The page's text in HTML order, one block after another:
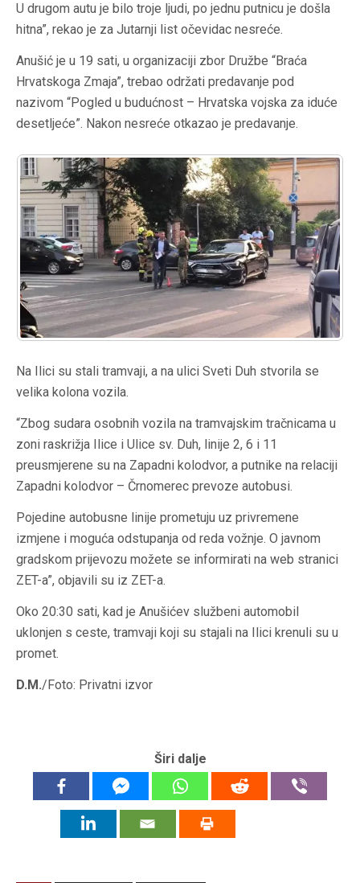
U drugom autu je bilo troje ljudi, po jednu putnicu je došla
hitna”, rekao je za Jutarnji list očevidac nesreće.
Anušić je u 19 sati, u organizaciji zbor Družbe “Braća
Hrvatskoga Zmaja”, trebao održati predavanje pod
nazivom “Pogled u budućnost – Hrvatska vojska za iduće
desetljeće”. Nakon nesreće otkazao je predavanje.
Na Ilici su stali tramvaji, a na ulici Sveti Duh stvorila se
velika kolona vozila.
“Zbog sudara osobnih vozila na tramvajskim tračnicama u
zoni raskrižja Ilice i Ulice sv. Duh, linije 2, 6 i 11
preusmjerene su na Zapadni kolodvor, a putnike na relaciji
Zapadni kolodvor – Črnomerec prevoze autobusi.
Pojedine autobusne linije prometuju uz privremene
izmjene i moguća odstupanja od reda vožnje. O javnom
gradskom prijevozu možete se informirati na web stranici
ZET-a”, objavili su iz ZET-a.
Oko 20:30 sati, kad je Anušićev službeni automobil
uklonjen s ceste, tramvaji koji su stajali na Ilici krenuli su u
promet.
D.M./Foto: Privatni izvor
Širi dalje